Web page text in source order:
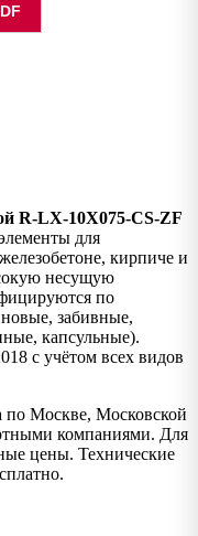
R-LX-10X075-CS-ZF
для
кирпиче и
несущую
по
забивные,
капсульные).
с учётом всех видов
по Москве, Московской
компаниями. Для
цены. Технические